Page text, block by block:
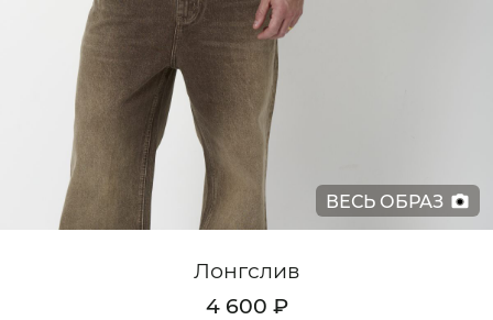
ВЕСЬ ОБРАЗ
Лонгслив
4 600 ₽
Кардиганы
Комплекты
Лонгсливы
Поло
Рубашки